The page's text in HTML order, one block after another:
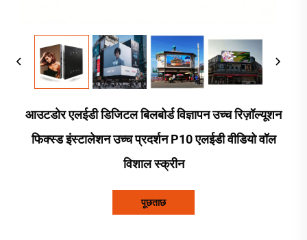
आउटडोर एलईडी डिजिटल बिलबोर्ड विज्ञापन उच्च रिज़ॉल्यूशन
फिक्स्ड इंस्टालेशन उच्च प्रदर्शन P10 एलईडी वीडियो वॉल
विशाल स्क्रीन
पूछताछ